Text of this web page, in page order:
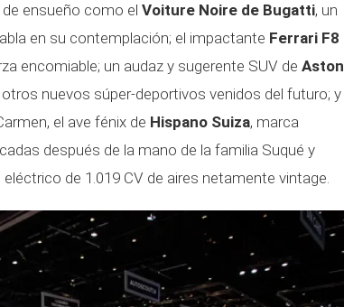
ensueño como el Voiture Noire de Bugatti, un
en su contemplación; el impactante Ferrari F8
encomiable; un audaz y sugerente SUV de Aston
nuevos súper-deportivos venidos del futuro; y
el ave fénix de Hispano Suiza, marca
después de la mano de la familia Suqué y
de 1.019 CV de aires netamente vintage.